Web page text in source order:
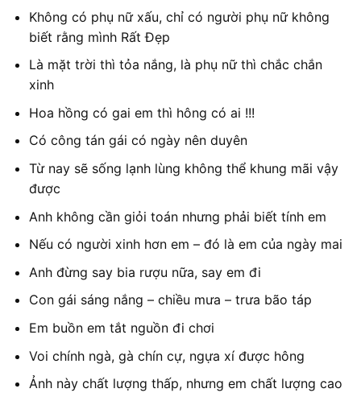
Không có phụ nữ xấu, chỉ có người phụ nữ không
biết rằng mình Rất Đẹp
Là mặt trời thì tỏa nắng, là phụ nữ thì chắc chắn
xinh
Hoa hồng có gai em thì hông có ai !!!
Có công tán gái có ngày nên duyên
Từ nay sẽ sống lạnh lùng không thể khung mãi vậy
được
Anh không cần giỏi toán nhưng phải biết tính em
Nếu có người xinh hơn em – đó là em của ngày mai
Anh đừng say bia rượu nữa, say em đi
Con gái sáng nắng – chiều mưa – trưa bão táp
Em buồn em tắt nguồn đi chơi
Voi chính ngà, gà chín cự, ngựa xí được hông
Ảnh này chất lượng thấp, nhưng em chất lượng cao